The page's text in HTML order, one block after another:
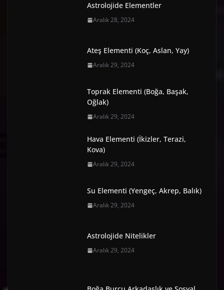
Astrolojide Elementler
Aralık 28, 2024
Ateş Elementi (Koç, Aslan, Yay)
Aralık 29, 2024
Toprak Elementi (Boğa, Başak,
Oğlak)
Aralık 29, 2024
Hava Elementi (İkizler, Terazi,
Kova)
Aralık 29, 2024
Su Elementi (Yengeç, Akrep, Balık)
Aralık 29, 2024
Astrolojide Nitelikler
Aralık 29, 2024